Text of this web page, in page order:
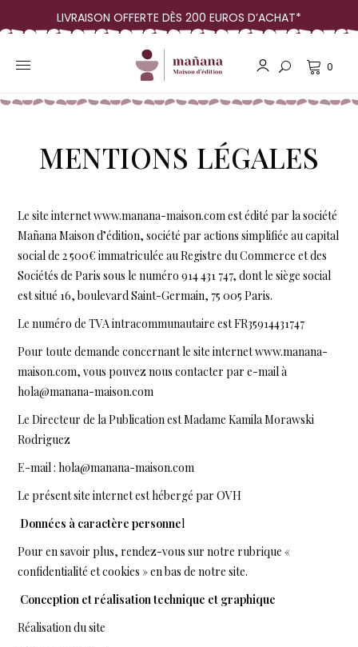
LIVRAISON OFFERTE DÈS 200 EUROS D’ACHAT*
0
MENTIONS LÉGALES
Le site internet www.manana-maison.com est édité par la société
Mañana Maison d’édition, société par actions simplifiée au capital
social de 2 500€ immatriculée au Registre du Commerce et des
Sociétés de Paris sous le numéro 914 431 747, dont le siège social
est situé 16, boulevard Saint-Germain, 75 005 Paris.
Le numéro de TVA intracommunautaire est FR35914431747
Pour toute demande concernant le site internet www.manana-
maison.com, vous pouvez nous contacter par e-mail à
hola@manana-maison.com
Le Directeur de la Publication est Madame Kamila Morawski
Rodriguez
E-mail :hola@manana-maison.com
Le présent site internet est hébergé par OVH
Données à caractère personnel
Pour en savoir plus, rendez-vous sur notre rubrique «
confidentialité et cookies » en bas de notre site.
Conception et réalisation technique et graphique
Réalisation du site